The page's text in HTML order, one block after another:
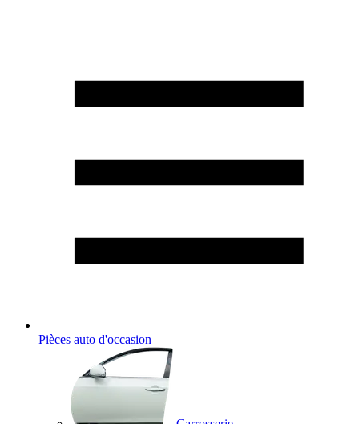
Pièces auto d'occasion